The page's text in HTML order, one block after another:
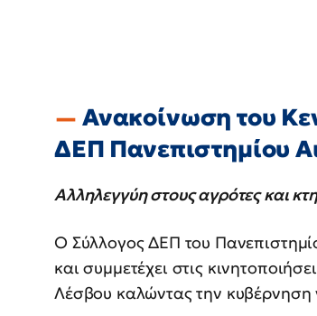
Ανακοίνωση του
ΔΕΠ Πανεπιστημίου
Αλληλεγγύη στους αγρότες και
Ο Σύλλογος ΔΕΠ του
και συμμετέχει στις
Λέσβου καλώντας την κυβέρνηση